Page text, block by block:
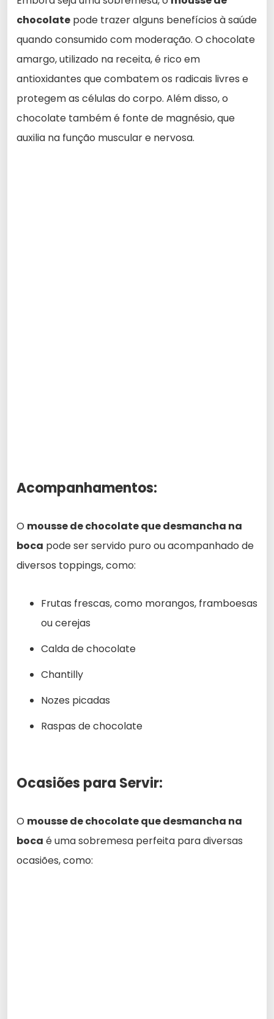
chocolate pode trazer alguns benefícios à saúde
quando consumido com moderação. O chocolate
amargo, utilizado na receita, é rico em
antioxidantes que combatem os radicais livres e
protegem as células do corpo. Além disso, o
chocolate também é fonte de magnésio, que
auxilia na função muscular e nervosa.
Acompanhamentos:
O mousse de chocolate que desmancha na
boca pode ser servido puro ou acompanhado de
diversos toppings, como:
Frutas frescas, como morangos, framboesas
ou cerejas
Calda de chocolate
Chantilly
Nozes picadas
Raspas de chocolate
Ocasiões para Servir:
O mousse de chocolate que desmancha na
boca é uma sobremesa perfeita para diversas
ocasiões, como: